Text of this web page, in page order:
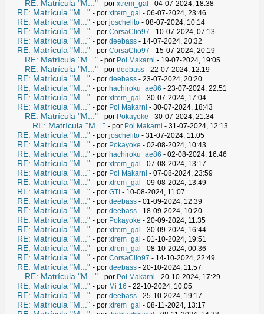
RE: Matrícula "M..." - por xtrem_gal - 04-07-2024, 18:38
RE: Matrícula "M..." - por xtrem_gal - 06-07-2024, 23:46
RE: Matrícula "M..." - por joschelito - 08-07-2024, 10:14
RE: Matrícula "M..." - por CorsaClio97 - 10-07-2024, 07:13
RE: Matrícula "M..." - por deebass - 14-07-2024, 20:32
RE: Matrícula "M..." - por CorsaClio97 - 15-07-2024, 20:19
RE: Matrícula "M..." - por Pol Makarni - 19-07-2024, 19:05
RE: Matrícula "M..." - por deebass - 22-07-2024, 12:19
RE: Matrícula "M..." - por deebass - 23-07-2024, 20:20
RE: Matrícula "M..." - por hachiroku_ae86 - 23-07-2024, 22:51
RE: Matrícula "M..." - por xtrem_gal - 30-07-2024, 17:04
RE: Matrícula "M..." - por Pol Makarni - 30-07-2024, 18:43
RE: Matrícula "M..." - por Pokayoke - 30-07-2024, 21:34
RE: Matrícula "M..." - por Pol Makarni - 31-07-2024, 12:13
RE: Matrícula "M..." - por joschelito - 31-07-2024, 11:05
RE: Matrícula "M..." - por Pokayoke - 02-08-2024, 10:43
RE: Matrícula "M..." - por hachiroku_ae86 - 02-08-2024, 16:46
RE: Matrícula "M..." - por xtrem_gal - 07-08-2024, 13:17
RE: Matrícula "M..." - por Pol Makarni - 07-08-2024, 23:59
RE: Matrícula "M..." - por xtrem_gal - 09-08-2024, 13:49
RE: Matrícula "M..." - por GTI - 10-08-2024, 11:07
RE: Matrícula "M..." - por deebass - 01-09-2024, 12:39
RE: Matrícula "M..." - por deebass - 18-09-2024, 10:20
RE: Matrícula "M..." - por Pokayoke - 20-09-2024, 11:35
RE: Matrícula "M..." - por xtrem_gal - 30-09-2024, 16:44
RE: Matrícula "M..." - por xtrem_gal - 01-10-2024, 19:51
RE: Matrícula "M..." - por xtrem_gal - 08-10-2024, 00:36
RE: Matrícula "M..." - por CorsaClio97 - 14-10-2024, 22:49
RE: Matrícula "M..." - por deebass - 20-10-2024, 11:57
RE: Matrícula "M..." - por Pol Makarni - 20-10-2024, 17:29
RE: Matrícula "M..." - por Mi 16 - 22-10-2024, 10:05
RE: Matrícula "M..." - por deebass - 25-10-2024, 19:17
RE: Matrícula "M..." - por xtrem_gal - 08-11-2024, 13:17